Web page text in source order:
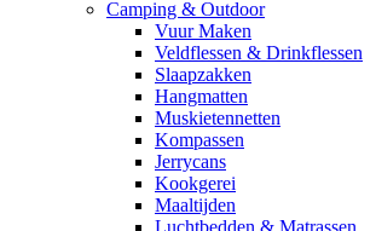
Camping & Outdoor
Vuur Maken
Veldflessen & Drinkflessen
Slaapzakken
Hangmatten
Muskietennetten
Kompassen
Jerrycans
Kookgerei
Maaltijden
Luchtbedden & Matrassen